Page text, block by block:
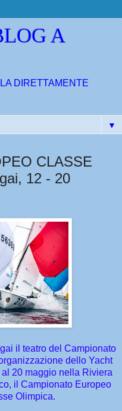
A
DIRETTAMENTE
▼
CLASSE
12 - 20
il teatro del Campionato
dello Yacht
20 maggio nella Riviera
il Campionato Europeo
Olimpica.